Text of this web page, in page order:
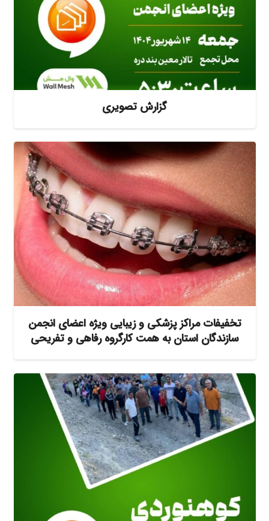
گزارش تصویری
تخفیفات‌ مراکز پزشکی و زیبایی ویژه اعضای انجمن‌
سازندگان استان به همت کارگروه رفاهی و تفریحی